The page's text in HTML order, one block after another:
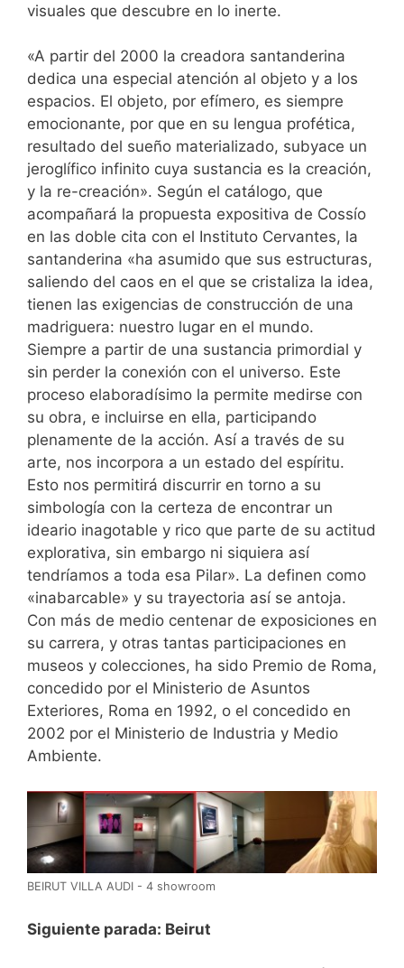
visuales que descubre en lo inerte.
«A partir del 2000 la creadora santanderina
dedica una especial atención al objeto y a los
espacios. El objeto, por efímero, es siempre
emocionante, por que en su lengua profética,
resultado del sueño materializado, subyace un
jeroglífico infinito cuya sustancia es la creación,
y la re-creación». Según el catálogo, que
acompañará la propuesta expositiva de Cossío
en las doble cita con el Instituto Cervantes, la
santanderina «ha asumido que sus estructuras,
saliendo del caos en el que se cristaliza la idea,
tienen las exigencias de construcción de una
madriguera: nuestro lugar en el mundo.
Siempre a partir de una sustancia primordial y
sin perder la conexión con el universo. Este
proceso elaboradísimo la permite medirse con
su obra, e incluirse en ella, participando
plenamente de la acción. Así a través de su
arte, nos incorpora a un estado del espíritu.
Esto nos permitirá discurrir en torno a su
simbología con la certeza de encontrar un
ideario inagotable y rico que parte de su actitud
explorativa, sin embargo ni siquiera así
tendríamos a toda esa Pilar». La definen como
«inabarcable» y su trayectoria así se antoja.
Con más de medio centenar de exposiciones en
su carrera, y otras tantas participaciones en
museos y colecciones, ha sido Premio de Roma,
concedido por el Ministerio de Asuntos
Exteriores, Roma en 1992, o el concedido en
2002 por el Ministerio de Industria y Medio
Ambiente.
BEIRUT VILLA AUDI - 4 showroom
Siguiente parada: Beirut